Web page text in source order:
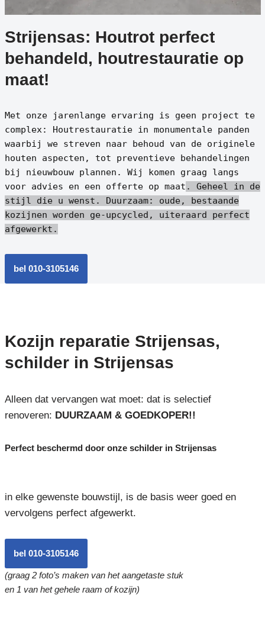
Strijensas: Houtrot perfect
behandeld, houtrestauratie op
maat!
Met onze jarenlange ervaring is geen project te
complex: Houtrestauratie in monumentale panden
waarbij we streven naar behoud van de originele
houten aspecten, tot preventieve behandelingen
bij nieuwbouw plannen. Wij komen graag langs
voor advies en een offerte op maat . Geheel in de
stijl die u wenst. Duurzaam: oude, bestaande
kozijnen worden ge-upcycled, uiteraard perfect
afgewerkt.
bel 010-3105146
Kozijn reparatie Strijensas,
schilder in Strijensas
Alleen dat vervangen wat moet: dat is selectief
renoveren: DUURZAAM & GOEDKOPER!!
Perfect beschermd door onze schilder in Strijensas
in elke gewenste bouwstijl, is de basis weer goed en
vervolgens perfect afgewerkt.
bel 010-3105146
(graag 2 foto’s maken van het aangetaste stuk
en 1 van het gehele raam of kozijn)